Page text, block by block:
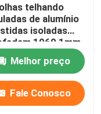
telhando
de alumínio
isoladas
1060 1mm
5mm 10mm 3004
Melhor preço
Fale Conosco